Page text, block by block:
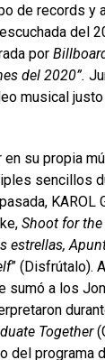
de records y
del
por
del 2020”.
musical
su propia
sencillos
KAROL
Shoot for
estrellas,
” (Disfrútalo).
sumó a los
Together
del programa